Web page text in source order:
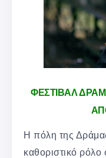
ΦΕΣΤΙΒΑΛ
Η πόλη της
καθοριστικό ρόλο